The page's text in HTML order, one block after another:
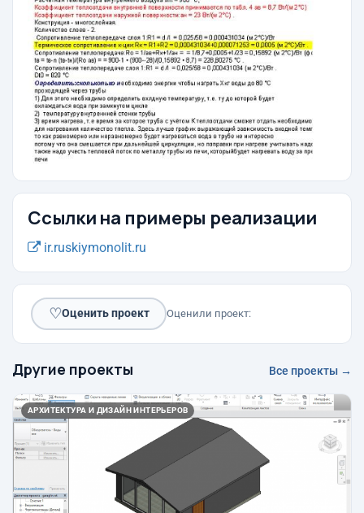
Ссылки на примеры реализации
ir.ruskiymonolit.ru
♡Оценить проект Оценили проект:
Другие проекты Все проекты →
АРХИТЕКТУРА И ДИЗАЙН ИНТЕРЬЕРОВ